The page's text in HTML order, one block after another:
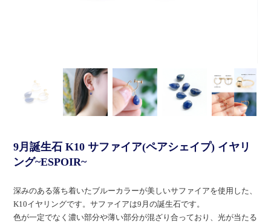
9月誕生石 K10 サファイア(ペアシェイプ) イヤリ
ング~ESPOIR~
深みのある落ち着いたブルーカラーが美しいサファイアを使用した、
K10イヤリングです。サファイアは9月の誕生石です。
色が一定でなく濃い部分や薄い部分が混ざり合っており、光が当たる